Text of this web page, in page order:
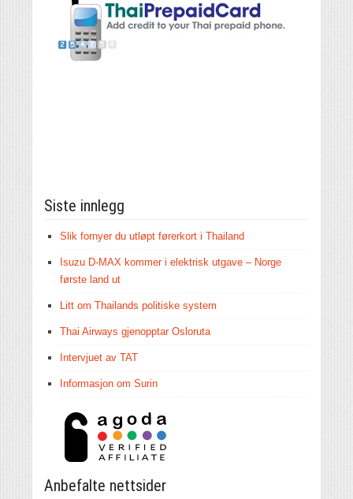
Siste innlegg
Slik fornyer du utløpt førerkort i Thailand
Isuzu D-MAX kommer i elektrisk utgave – Norge
første land ut
Litt om Thailands politiske system
Thai Airways gjenopptar Osloruta
Intervjuet av TAT
Informasjon om Surin
Anbefalte nettsider